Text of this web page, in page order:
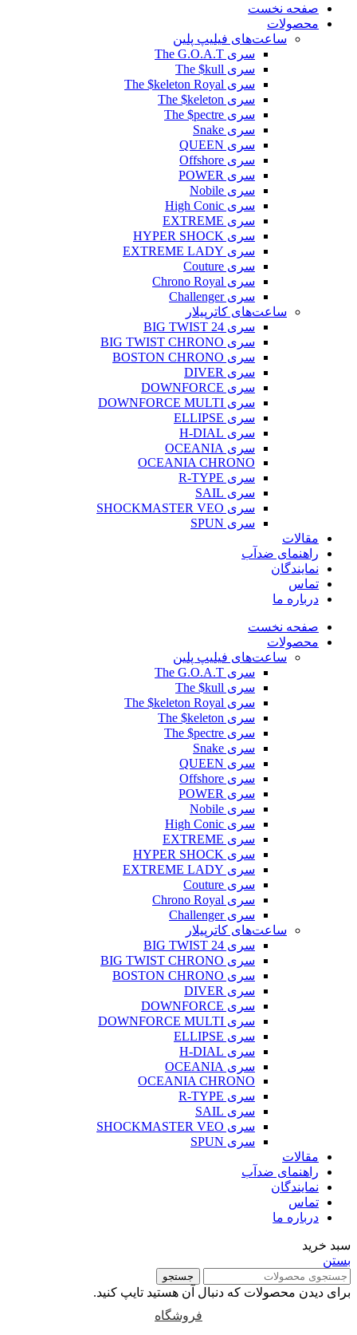
صفحه نخست
محصولات
ساعت‌های فیلیپ پلین
سری The G.O.A.T
سری The $kull
سری The $keleton Royal
سری The $keleton
سری The $pectre
سری Snake
سری QUEEN
سری Offshore
سری POWER
سری Nobile
سری High Conic
سری EXTREME
سری HYPER SHOCK
سری EXTREME LADY
سری Couture
سری Chrono Royal
سری Challenger
ساعت‌های کاترپیلار
سری BIG TWIST 24
سری BIG TWIST CHRONO
سری BOSTON CHRONO
سری DIVER
سری DOWNFORCE
سری DOWNFORCE MULTI
سری ELLIPSE
سری H-DIAL
سری OCEANIA
OCEANIA CHRONO
سری R-TYPE
سری SAIL
سری SHOCKMASTER VEO
سری SPUN
مقالات
راهنمای ضدآب
نمایندگان
تماس
درباره ما
صفحه نخست
محصولات
ساعت‌های فیلیپ پلین
سری The G.O.A.T
سری The $kull
سری The $keleton Royal
سری The $keleton
سری The $pectre
سری Snake
سری QUEEN
سری Offshore
سری POWER
سری Nobile
سری High Conic
سری EXTREME
سری HYPER SHOCK
سری EXTREME LADY
سری Couture
سری Chrono Royal
سری Challenger
ساعت‌های کاترپیلار
سری BIG TWIST 24
سری BIG TWIST CHRONO
سری BOSTON CHRONO
سری DIVER
سری DOWNFORCE
سری DOWNFORCE MULTI
سری ELLIPSE
سری H-DIAL
سری OCEANIA
OCEANIA CHRONO
سری R-TYPE
سری SAIL
سری SHOCKMASTER VEO
سری SPUN
مقالات
راهنمای ضدآب
نمایندگان
تماس
درباره ما
سبد خرید
بستن
جستجو
برای دیدن محصولات که دنبال آن هستید تایپ کنید.
فروشگاه